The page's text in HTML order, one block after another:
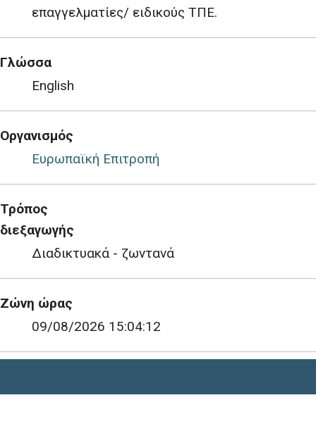
επαγγελματίες/ ειδικούς ΤΠΕ.
Γλώσσα
English
Οργανισμός
Ευρωπαϊκή Επιτροπή
Τρόπος
διεξαγωγής
Διαδικτυακά - ζωντανά
Ζώνη ώρας
09/08/2026 15:04:12